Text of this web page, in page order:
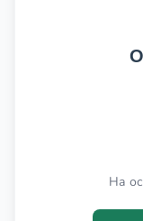
На